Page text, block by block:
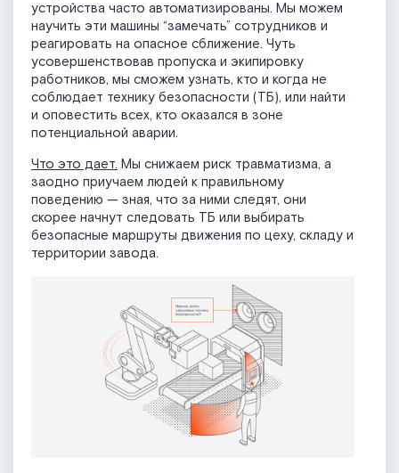
устройства часто автоматизированы. Мы можем
научить эти машины “замечать” сотрудников и
реагировать на опасное сближение. Чуть
усовершенствовав пропуска и экипировку
работников, мы сможем узнать, кто и когда не
соблюдает технику безопасности (ТБ), или найти
и оповестить всех, кто оказался в зоне
потенциальной аварии.
Что это дает. Мы снижаем риск травматизма, а
заодно приучаем людей к правильному
поведению — зная, что за ними следят, они
скорее начнут следовать ТБ или выбирать
безопасные маршруты движения по цеху, складу и
территории завода.